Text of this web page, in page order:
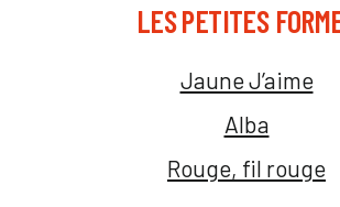
LES PETITES
Jaune J’aime
Alba
Rouge, fil rouge